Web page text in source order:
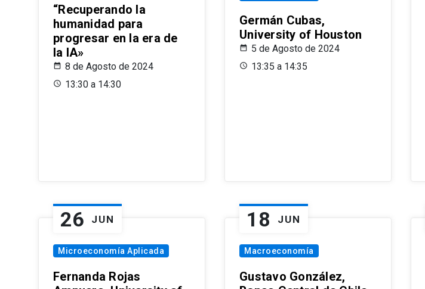
“Recuperando la
humanidad para
progresar en la era de
la IA»
8 de Agosto de 2024
13:30 a 14:30
Germán Cubas,
University of Houston
5 de Agosto de 2024
13:35 a 14:35
26 JUN
Microeconomía Aplicada
Fernanda Rojas
18 JUN
Macroeconomía
Gustavo González,